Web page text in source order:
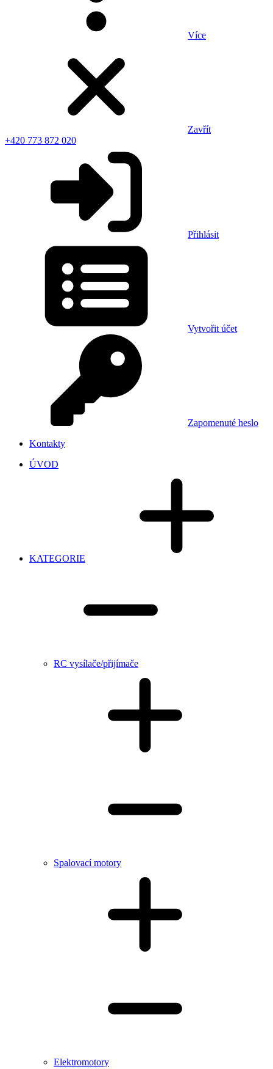
Více
Zavřít
+420 773 872 020
Přihlásit
Vytvořit účet
Zapomenuté heslo
Kontakty
ÚVOD
KATEGORIE
RC vysílače/přijímače
Spalovací motory
Elektromotory